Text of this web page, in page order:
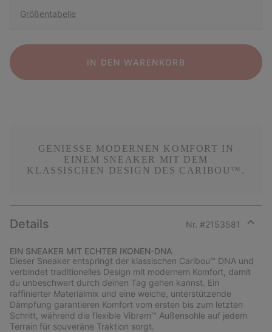
Größentabelle
IN DEN WARENKORB
GENIESSE MODERNEN KOMFORT IN E
INEM SNEAKER MIT DEM K
LASSISCHEN DESIGN DES CARIBOU™.
Details Nr. #2153581
section
EIN SNEAKER MIT ECHTER IKONEN-DNA
Dieser Sneaker entspringt der klassischen Caribou™ DNA und
verbindet traditionelles Design mit modernem Komfort, damit
du unbeschwert durch deinen Tag gehen kannst. Ein
raffinierter Materialmix und eine weiche, unterstützende
Dämpfung garantieren Komfort vom ersten bis zum letzten
Schritt, während die flexible Vibram™ Außensohle auf jedem
Terrain für souveräne Traktion sorgt.